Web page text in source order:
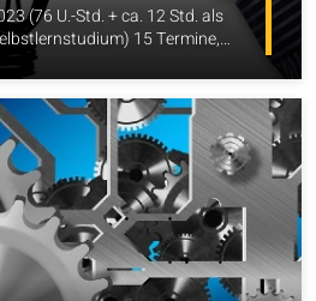
(76 U.-Std. + ca. 12 Std. als
15 Termine,
(1 Freitag) von 14:00 - 18:00
Kick-off Donnerstag,
Digitaler Abschlusstest
zum Angebot